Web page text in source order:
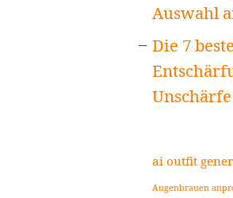
Auswahl
Die 7
ai outfit
Augenbrauen